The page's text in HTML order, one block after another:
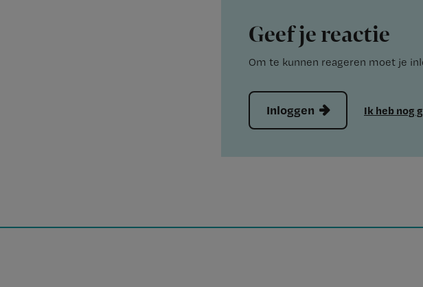
Geef je reactie
Om te kunnen reageren moet je
Inloggen Ik heb nog